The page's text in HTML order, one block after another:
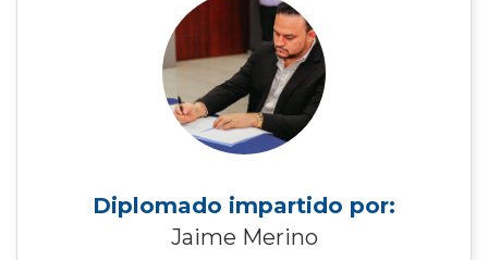
Diplomado impartido por:
Jaime Merino